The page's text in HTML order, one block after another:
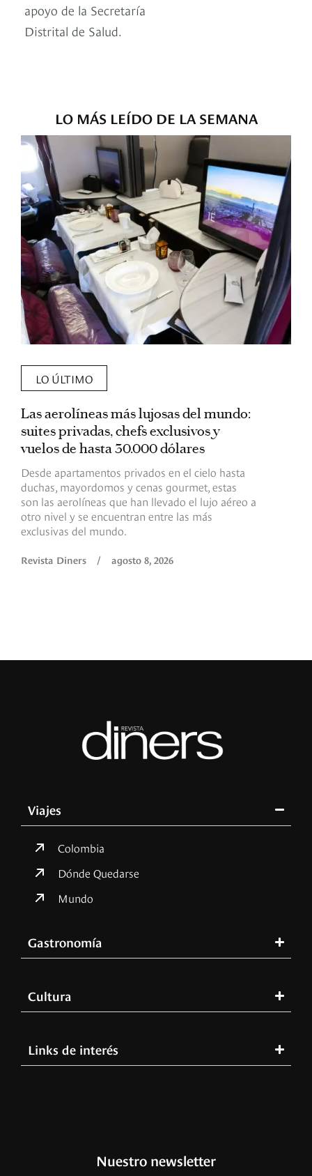
apoyo de la Secretaría
Distrital de Salud.
LO MÁS LEÍDO DE LA SEMANA
LO ÚLTIMO
Las aerolíneas más lujosas del mundo:
suites privadas, chefs exclusivos y
vuelos de hasta 30.000 dólares
Desde apartamentos privados en el cielo hasta
duchas, mayordomos y cenas gourmet, estas
son las aerolíneas que han llevado el lujo aéreo a
otro nivel y se encuentran entre las más
exclusivas del mundo.
Revista Diners / agosto 8, 2026
Viajes
Colombia
Dónde Quedarse
Mundo
Gastronomía
Cultura
Links de interés
Nuestro newsletter